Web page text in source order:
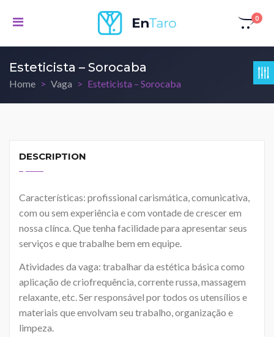
0
Esteticista – Sorocaba
Home Vaga Esteticista – Sorocaba
DESCRIPTION
Características: profissional carismática, comunicativa,
com ou sem experiência e com vontade de crescer em
nossa clínca. Que tenha facilidade para apresentar seus
serviços e que trabalhe bem em equipe.
Atividades da vaga: trabalhar da estética básica como
aplicação de criofrequência, corrente russa, massagem
relaxante, etc. Ser responsável por todos os utensílios e
materiais que envolvam seu trabalho, organização e
limpeza.